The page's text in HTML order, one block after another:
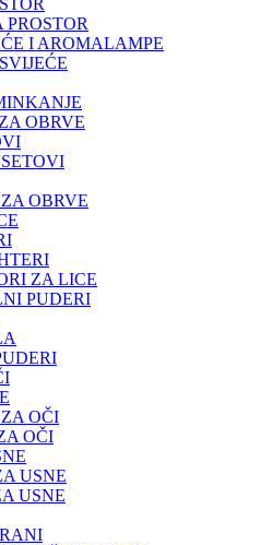
I AROMALAMPE
OBRVE
OBRVE
ZA LICE
PUDERI
OČI
OČI
USNE
USNE